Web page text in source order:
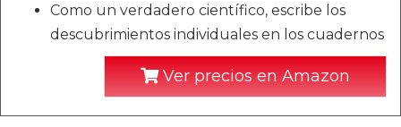
Como un verdadero científico, escribe los
descubrimientos individuales en los cuadernos
Ver precios en Amazon